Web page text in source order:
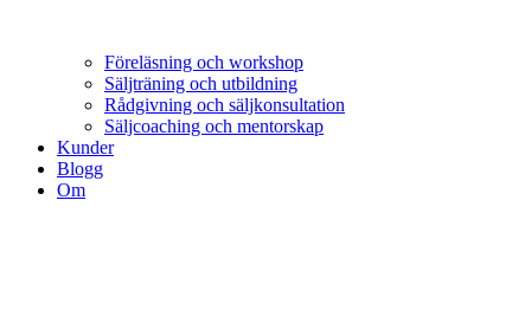
Föreläsning och workshop
Säljträning och utbildning
Rådgivning och säljkonsultation
Säljcoaching och mentorskap
Kunder
Blogg
Om